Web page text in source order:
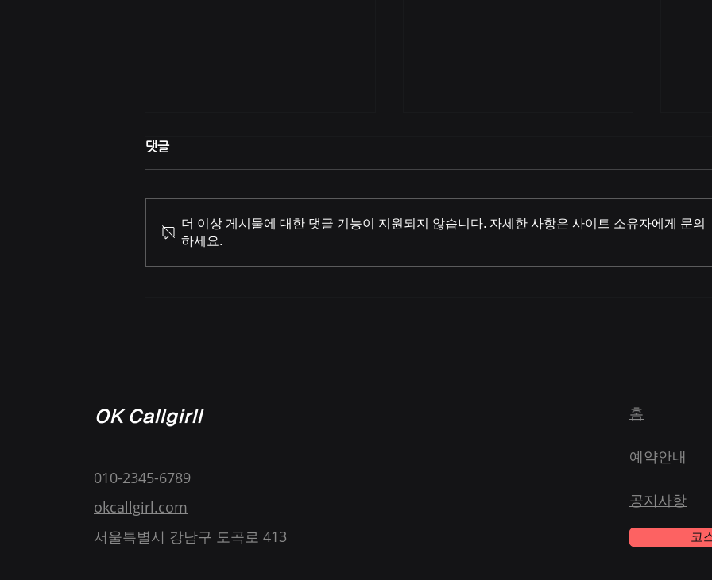
19세 미만 청소년 이용금지 !!
본 사이트는 19세 미만 청소년이
에 의하여 19세 미만의 청소년은
이용할수 없습니다 많은 회원분들
협조 부탁드립니다
객님들은 만남을 원하시는 하루전
약하셔서 시간 및 만남장소를 남겨
분들
시 원
댓글
더 이상 게시물에 대한 댓글 기능이 지원되지 않습니다. 자세한 사항은 사이트 소유자에게 문의
하세요.
OK Callgirll
010-2345-6789
okcallgirl.com
서울특별시 강남구 도곡로 413
홈
예약안내
공지사항
코